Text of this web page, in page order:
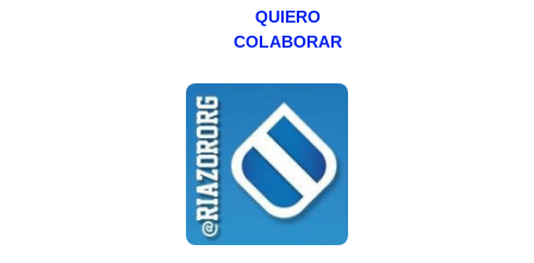
QUIERO
COLABORAR